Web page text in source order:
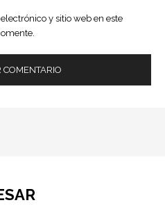
y sitio web en este